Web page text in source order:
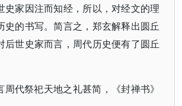
史家因注而知经，所以，对经文的理
史的书写。简言之，郑玄解释出圆丘
后世史家而言，周代历史便有了圆丘
周代祭祀天地之礼甚简，《封禅书》